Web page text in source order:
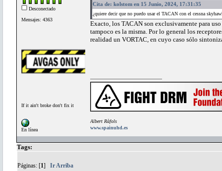
Desconectado
Mensajes: 4363
If it ain't broke don't fix it
En línea
Cita de: kolstom en 15 Junio, 2024, 17:31:35
¿quiere decir que no puedo usar el TACAN con el cessna
Exacto, los TACAN son exclusivamente para
tampoco es la misma. Por lo general los
realidad un VORTAC, en cuyo caso sólo
Albert Ràfols
www.spainuhd.es
Tags:
Páginas: [1] Ir Arriba